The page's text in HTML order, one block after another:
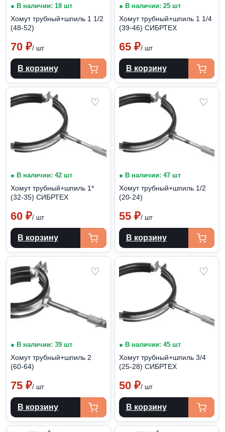
● В наличии: 18 шт
Хомут трубный+шпиль 1 1/2
(48-52)
70 ₽/ шт
В корзину
● В наличии: 25 шт
Хомут трубный+шпиль 1 1/4
(39-46) СИБРТЕХ
65 ₽/ шт
В корзину
♡
● В наличии: 42 шт
Хомут трубный+шпиль 1*
(32-35) СИБРТЕХ
60 ₽/ шт
В корзину
♡
● В наличии: 47 шт
Хомут трубный+шпиль 1/2
(20-24)
55 ₽/ шт
В корзину
♡
● В наличии: 39 шт
Хомут трубный+шпиль 2
(60-64)
75 ₽/ шт
В корзину
♡
● В наличии: 45 шт
Хомут трубный+шпиль 3/4
(25-28) СИБРТЕХ
50 ₽/ шт
В корзину